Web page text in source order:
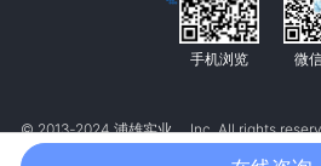
手机浏览 微
© 2013‐2024 浦雄实业， Inc. All rights